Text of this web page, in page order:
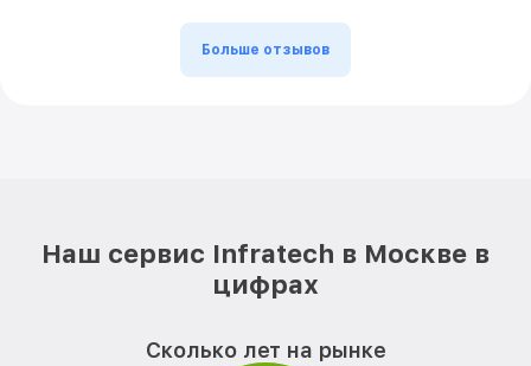
Больше отзывов
Наш сервис Infratech в Москве в
цифрах
Сколько лет на рынке